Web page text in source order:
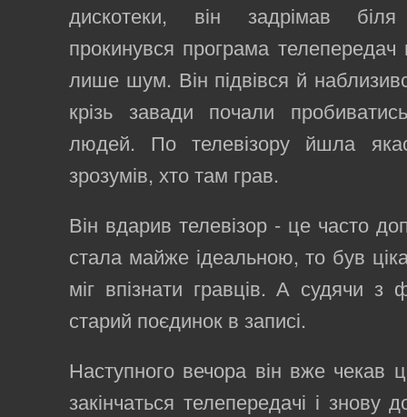
дискотеки, він задрімав
прокинувся програма телепередач
лише шум. Він підвівся й
крізь завади почали
людей. По телевізору йшла
зрозумів, хто там грав.
Він вдарив телевізор - це часто
стала майже ідеальною, то був
міг впізнати гравців. А судячи
старий поєдинок в записі.
Наступного вечора він вже чекав
закінчаться телепередачі і знову